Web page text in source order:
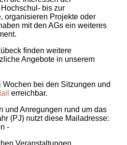
bis zur
organisieren Projekte oder
mit den AGs ein weiteres
finden weitere
Angebote in unserem
Wochen bei den Sitzungen und
erreichbar.
und Anregungen rund um das
(PJ) nutzt diese Mailadresse:
-
Veranstaltungen,